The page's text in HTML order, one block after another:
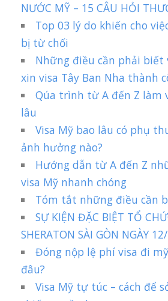
NƯỚC MỸ – 15 CÂU HỎI
Top 03 lý do khiến cho
bị từ chối
Những điều cần phải
xin visa Tây Ban Nha thành
Qúa trình từ A đến Z làm
lâu
Visa Mỹ bao lâu có phụ
ảnh hưởng nào?
Hướng dẫn từ A đến Z
visa Mỹ nhanh chóng
Tóm tắt những điều cần
SỰ KIỆN ĐẶC BIỆT TỔ
SHERATON SÀI GÒN NGÀY
Đóng nộp lệ phí visa đi
đâu?
Visa Mỹ tự túc – cách để